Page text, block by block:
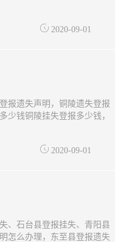
2020-09-01
报遗失声明，铜陵遗失登报
少钱铜陵挂失登报多少钱，
2020-09-01
、石台县登报挂失、青阳县
怎么办理，东至县登报遗失